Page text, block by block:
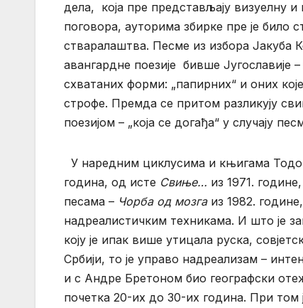
дела, која пре представљају визуелну
поговора, ауторима збирке пре је било
стваралаштва. Песме из избора Јакуба
авангардне поезије бивше Југославије
схватаних форми: „папирних“ и оних
строфе. Премда се притом разликују
поезијом – „која се догађа“ у случају
У наредним циклусима и књигама
година, од исте Свиње… из 1971.
песама – Чорба од мозгаиз 1982.
надреалистичким техникама. И што је
коју је ипак више утицала руска,
Србији, то је управо надреализам –
и с Андре Бретоном био географски
почетка 20-их до 30-их година. При